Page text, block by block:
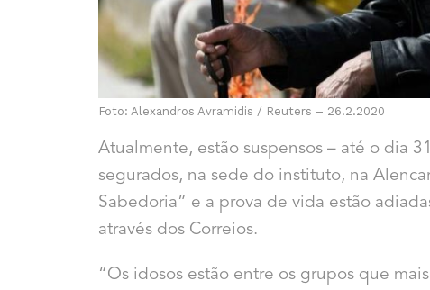
Foto: Alexandros Avramidis / Reuters – 26.2.2020
Atualmente, estão suspensos – até o dia
segurados, na sede do instituto, na
Sabedoria” e a prova de vida estão
através dos Correios.
“Os idosos estão entre os grupos que